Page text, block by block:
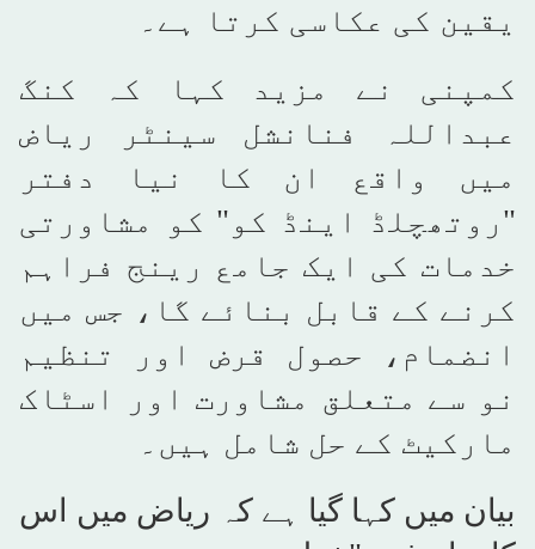
یقین کی عکاسی کرتا ہے۔
کمپنی نے مزید کہا کہ کنگ
عبداللہ فنانشل سینٹر ریاض
میں واقع ان کا نیا دفتر
"روتھچلڈ اینڈ کو" کو مشاورتی
خدمات کی ایک جامع رینج فراہم
کرنے کے قابل بنائے گا، جس میں
انضمام، حصول قرض اور تنظیم
نو سے متعلق مشاورت اور اسٹاک
مارکیٹ کے حل شامل ہیں۔
بیان میں کہا گیا ہے کہ ریاض میں اس